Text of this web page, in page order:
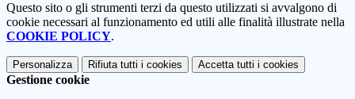
Questo sito o gli strumenti terzi da questo utilizzati si avvalgono di
cookie necessari al funzionamento ed utili alle finalità illustrate nella
COOKIE POLICY.
Personalizza Rifiuta tutti i cookies Accetta tutti i cookies
Gestione cookie